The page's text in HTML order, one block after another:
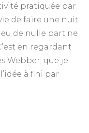
pratiquée par
de faire une nuit
de nulle part ne
en regardant
Webber, que je
à fini par